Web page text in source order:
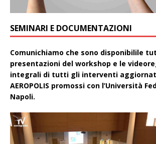
SEMINARI E DOCUMENTAZIONI
Comunichiamo che sono disponibilile
presentazioni del workshop e le
integrali di tutti gli interventi
AEROPOLIS promossi con l’Università
Napoli.